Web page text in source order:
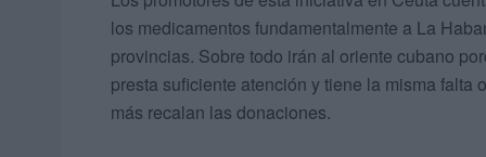
los medicamentos fundamentalmente a La
provincias. Sobre todo irán al oriente cubano
presta suficiente atención y tiene la misma
más recalan las donaciones.